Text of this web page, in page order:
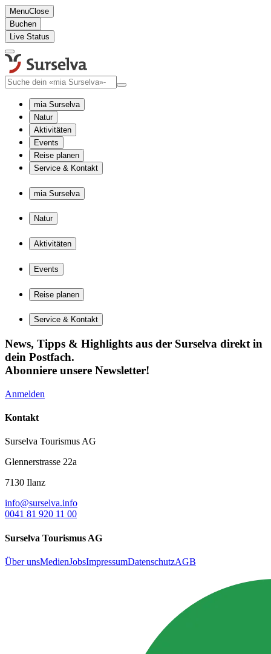
MenuClose
Buchen
Live Status
mia Surselva
Natur
Aktivitäten
Events
Reise planen
Service & Kontakt
mia Surselva
Natur
Aktivitäten
Events
Reise planen
Service & Kontakt
News, Tipps & Highlights aus der Surselva direkt in
dein Postfach.
Abonniere unsere Newsletter!
Anmelden
Kontakt
Surselva Tourismus AG
Glennerstrasse 22a
7130 Ilanz
info@surselva.info
0041 81 920 11 00
Surselva Tourismus AG
Über unsMedienJobsImpressumDatenschutzAGB